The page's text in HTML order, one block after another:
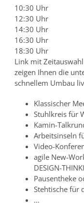
10:30 Uhr
12:30 Uhr
14:30 Uhr
16:30 Uhr
18:30 Uhr
Link mit
zeigen Ihnen die
schnellem Umbau
Klassischer
Stuhlkreis für
Kamin-
Arbeitsinseln
Video-
agile New-
DESIGN-
Pausentheke
Stehtische für
…